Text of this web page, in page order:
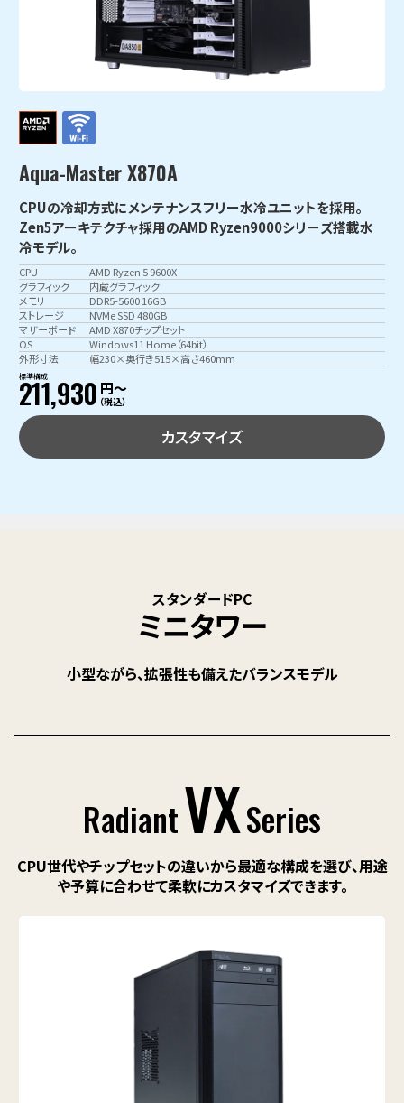
Aqua-Master X870A
CPUの冷却方式にメンテナンスフリー水冷ユニットを採用。
Zen5アーキテクチャ採用のAMD Ryzen9000シリーズ搭載水
冷モデル。
CPU
AMD Ryzen 5 9600X
グラフィック
内蔵グラフィック
メモリ
DDR5-5600 16GB
ストレージ
NVMe SSD 480GB
マザーボード
AMD X870チップセット
OS
Windows11 Home（64bit）
外形寸法
幅230×奥行き515×高さ460mm
標準構成
211,930 円〜
（税込）
カスタマイズ
スタンダードPC
ミニタワー
小型ながら、拡張性も備えたバランスモデル
RadiantVXSeries
CPU世代やチップセットの違いから最適な構成を選び、用途
や予算に合わせて柔軟にカスタマイズできます。